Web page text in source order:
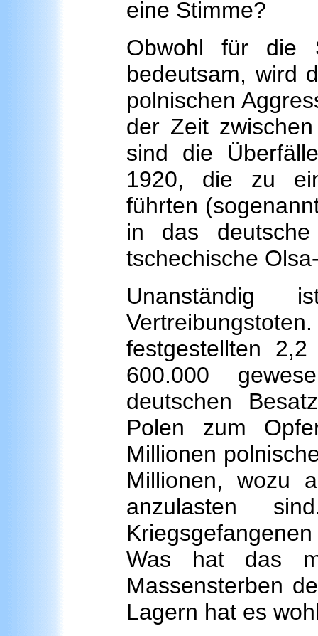
eine Stimme?
Obwohl für die
bedeutsam, wird
polnischen
der Zeit
sind die
1920, die zu
führten
in das
tschechische
Unanständig
festgestellten
600.000
deutschen
Polen zum
Millionen
Millionen, wozu
anzulasten
Was hat das
Massensterben
Lagern hat es